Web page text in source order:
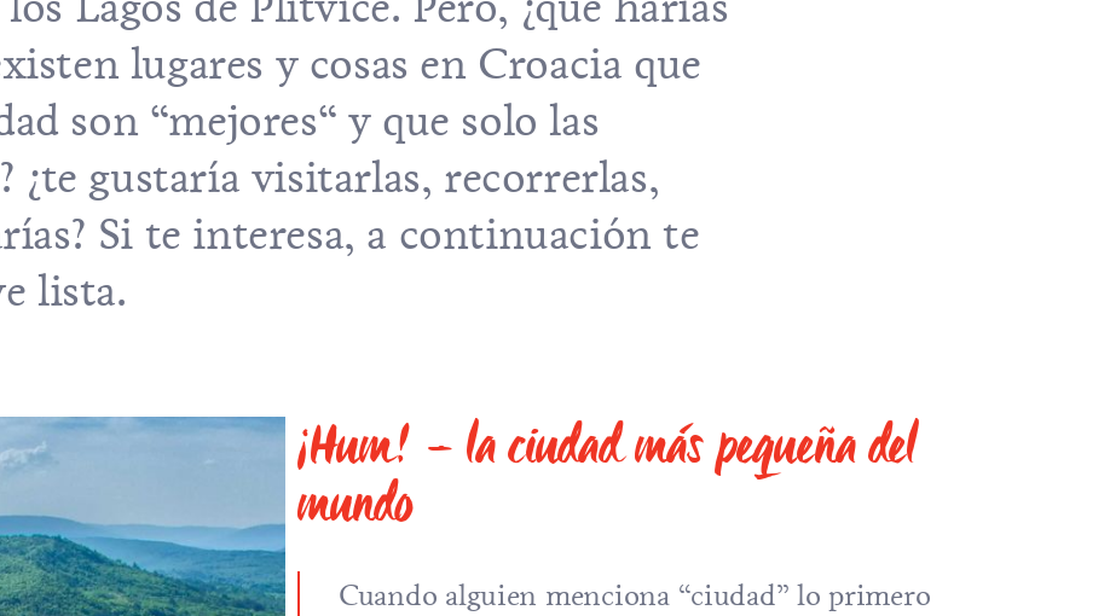
lugares y cosas en Croacia que
son “mejores“ y que solo las
¿te gustaría visitarlas, recorrerlas,
Si te interesa, a continuación te
lista.
¡Hum! – la ciudad más pequeña del
mundo
Cuando alguien menciona “ciudad” lo primero